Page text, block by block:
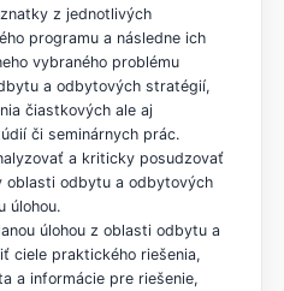
z jednotlivých
programu a následne ich
vybraného problému
a odbytových stratégií,
čiastkových ale aj
či seminárnych prác.
a kriticky posudzovať
oblasti odbytu a odbytových
úlohou.
úlohou z oblasti odbytu a
ciele praktického riešenia,
a informácie pre riešenie,